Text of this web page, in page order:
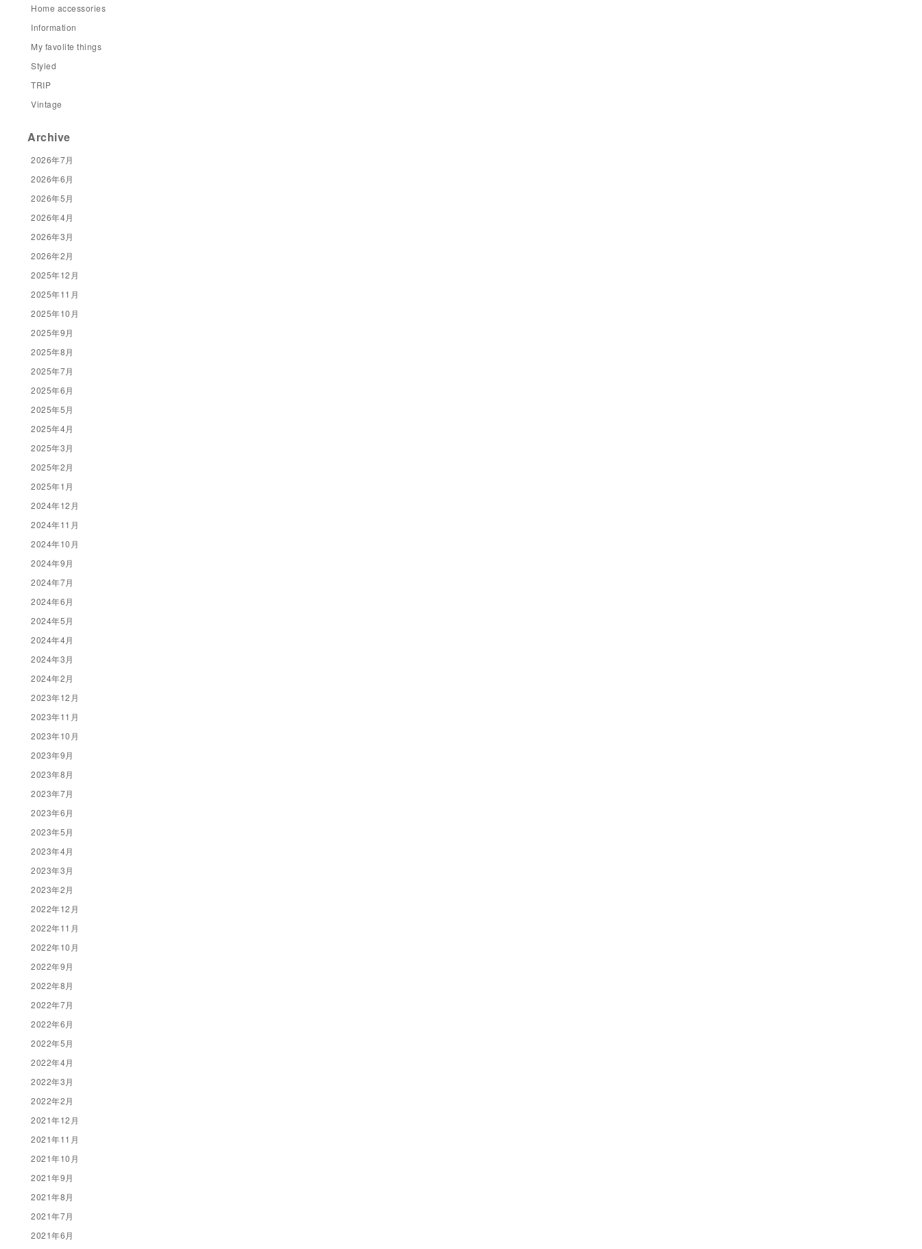
Home accessories
Information
My favolite things
Styled
TRIP
Vintage
Archive
2026年7月
2026年6月
2026年5月
2026年4月
2026年3月
2026年2月
2025年12月
2025年11月
2025年10月
2025年9月
2025年8月
2025年7月
2025年6月
2025年5月
2025年4月
2025年3月
2025年2月
2025年1月
2024年12月
2024年11月
2024年10月
2024年9月
2024年7月
2024年6月
2024年5月
2024年4月
2024年3月
2024年2月
2023年12月
2023年11月
2023年10月
2023年9月
2023年8月
2023年7月
2023年6月
2023年5月
2023年4月
2023年3月
2023年2月
2022年12月
2022年11月
2022年10月
2022年9月
2022年8月
2022年7月
2022年6月
2022年5月
2022年4月
2022年3月
2022年2月
2021年12月
2021年11月
2021年10月
2021年9月
2021年8月
2021年7月
2021年6月